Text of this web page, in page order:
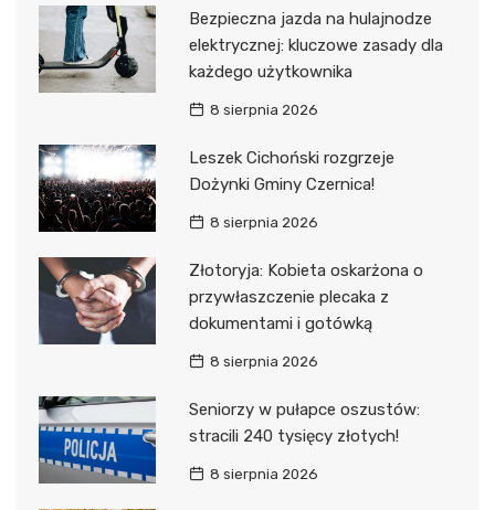
Bezpieczna jazda na hulajnodze
elektrycznej: kluczowe zasady dla
każdego użytkownika
8 sierpnia 2026
Leszek Cichoński rozgrzeje
Dożynki Gminy Czernica!
8 sierpnia 2026
Złotoryja: Kobieta oskarżona o
przywłaszczenie plecaka z
dokumentami i gotówką
8 sierpnia 2026
Seniorzy w pułapce oszustów:
stracili 240 tysięcy złotych!
8 sierpnia 2026